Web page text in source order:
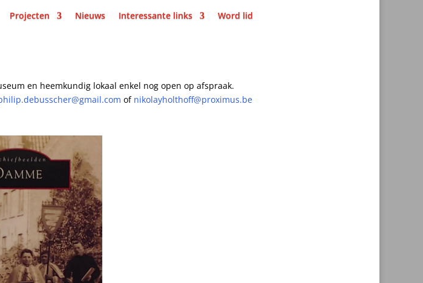
Projecten Nieuws Interessante links
Word lid
en heemkundig lokaal enkel nog open op afspraak.
of nikolayholthoff@proximus.be